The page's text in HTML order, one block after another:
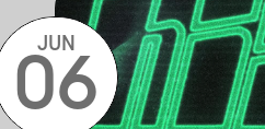
JUN
06